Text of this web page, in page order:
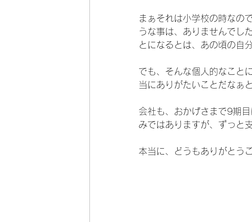
まぁそれは小学校の時なの
うな事は、ありませんでし
とになるとは、あの頃の自
でも、そんな個人的なこと
当にありがたいことだなぁ
会社も、おかげさまで9期
みではありますが、ずっと
本当に、どうもありがとう